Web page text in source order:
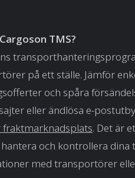
TMS?
på ett ställe. Jämför
och spåra
eller ändlösa e-
fraktmarknadsplats. Det är
och kontrollera
med transportörer